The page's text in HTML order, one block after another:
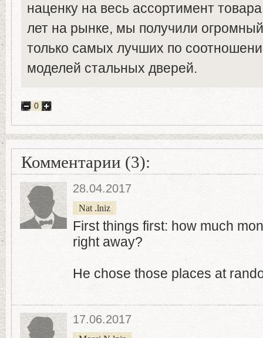
наценку на весь ассортимент
лет на рынке, мы получили
только самых лучших по
моделей стальных дверей.
0
Комментарии (3):
28.04.2017
Nat .lniz
First things first: how much
right away?
He chose those places at
17.06.2017